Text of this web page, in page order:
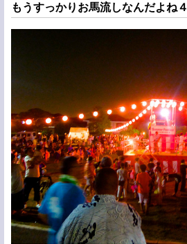
もうすっかりお馬流しなんだよね４